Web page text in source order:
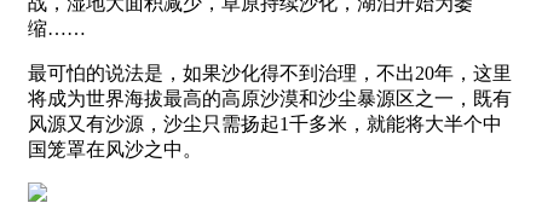
缩……
最可怕的说法是，如果沙化得不到治理，不出20年，这里
将成为世界海拔最高的高原沙漠和沙尘暴源区之一，既有
风源又有沙源，沙尘只需扬起1千多米，就能将大半个中
国笼罩在风沙之中。